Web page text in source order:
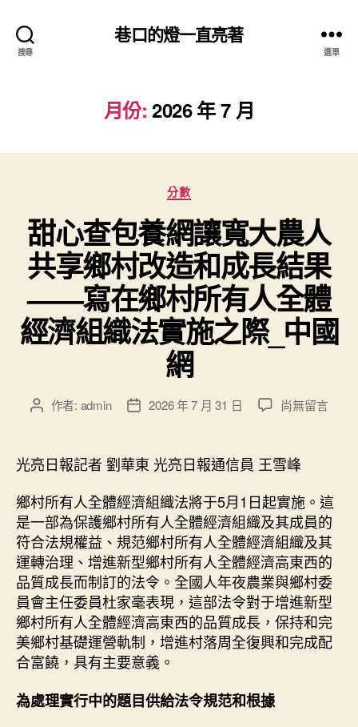
搜尋
巷口的燈一直亮著
選單
月份: 2026 年 7 月
分
類
分數
甜心查包養網讓寬大農人
共享鄉村改造和成長結果
——寫在鄉村所有人全體
經濟組織法實施之際_中國
網
文
者
作者: admin
文
佈
日
期
2026 年 7 月 31 日
在
查
包
養
網
讓
寬
大
農
人
共
享
鄉
尚無留言
光亮日報記者 劉華東 光亮日報通信員 王雪峰
鄉村所有人全體經濟組織法將于5月1日起實施。這
是一部為保護鄉村所有人全體經濟組織及其成員的
符合法規權益、規范鄉村所有人全體經濟組織及其
運轉治理、增進新型鄉村所有人全體經濟高東西的
品質成長而制訂的法令。全國人年夜農業與鄉村委
員會主任委員杜家毫表現，這部法令對于增進新型
鄉村所有人全體經濟高東西的品質成長，保持和完
美鄉村基礎運營軌制，增進村落周全復興和完成配
合富饒，具有主要意義。
為處理實行中的題目供給法令規范和根據